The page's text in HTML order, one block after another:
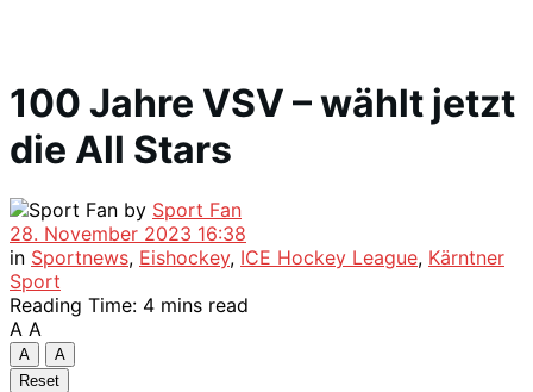
100 Jahre VSV – wählt jetzt
die All Stars
by Sport Fan
28. November 2023 16:38
in Sportnews, Eishockey, ICE Hockey League, Kärntner
Sport
Reading Time: 4 mins read
A A
A
A
Reset